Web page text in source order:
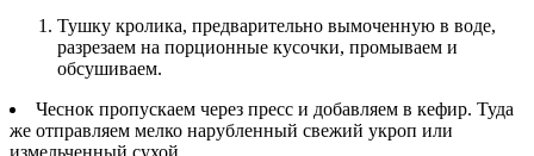
Тушку кролика, предварительно вымоченную в воде,
разрезаем на порционные кусочки, промываем и
обсушиваем.
Чеснок пропускаем через пресс и добавляем в кефир. Туда
же отправляем мелко нарубленный свежий укроп или
измельченный сухой.